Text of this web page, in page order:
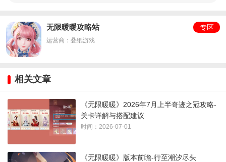
未拆封的稿
纸
漆绿床头柜
无限暖暖攻略站
运营商：叠纸游戏
专区
相关文章
《无限暖暖》2026年7月上半奇迹之冠攻略-
关卡详解与搭配建议
时间：2026-07-01
《无限暖暖》版本前瞻-行至潮汐尽头